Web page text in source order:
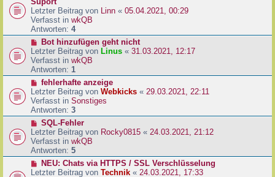
r
a
g
B
e
i
t
a
g
u
e
r
B
e
i
t
r
a
g
Letzter Beitrag von Linn « 05.04.2021, 00:29
Verfasst in wkQB
Antworten: 4
N
e
u
e
r
B
e
i
t
a
g
Bot hinzufügen geht nicht
Letzter Beitrag von Linus « 31.03.2021, 12:17
Verfasst in wkQB
Antworten: 1
N
e
u
e
r
B
e
i
t
a
fehlerhafte anzeige
Letzter Beitrag von Webkicks « 29.03.2021, 22:11
Verfasst in Sonstiges
Antworten: 3
N
e
u
e
r
B
SQL-Fehler
Letzter Beitrag von Rocky0815 « 24.03.2021, 21:12
Verfasst in wkQB
Antworten: 5
N
e
NEU: Chats via HTTPS / SSL Verschlüsselung
Letzter Beitrag von Technik « 24.03.2021, 17:33